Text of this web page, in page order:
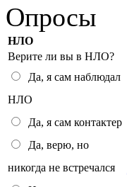
Опросы
НЛО
Верите ли вы в НЛО?
Да, я сам наблюдал
НЛО
Да, я сам контактер
Да, верю, но
никогда не встречался